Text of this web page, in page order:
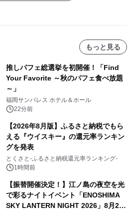
もっと見る
推しパフェ総選挙を初開催！「Find
Your Favorite ～秋のパフェ食べ放題
～」
福岡サンパレス ホテル＆ホール
22分前
【2026年8月版】ふるさと納税でもら
える『ウイスキー』の還元率ランキン
グを発表
とくさと-ふるさと納税還元率ランキング-
1時間前
【振替開催決定！】江ノ島の夜空を光
で彩るナイトイベント「ENOSHIMA
SKY LANTERN NIGHT 2026」8月22